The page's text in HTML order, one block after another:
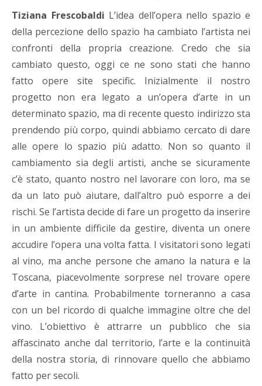
Tiziana Frescobaldi L’idea dell’opera nello spazio e
della percezione dello spazio ha cambiato l’artista nei
confronti della propria creazione. Credo che sia
cambiato questo, oggi ce ne sono stati che hanno
fatto opere site specific. Inizialmente il nostro
progetto non era legato a un’opera d’arte in un
determinato spazio, ma di recente questo indirizzo sta
prendendo più corpo, quindi abbiamo cercato di dare
alle opere lo spazio più adatto. Non so quanto il
cambiamento sia degli artisti, anche se sicuramente
c’è stato, quanto nostro nel lavorare con loro, ma se
da un lato può aiutare, dall’altro può esporre a dei
rischi. Se l’artista decide di fare un progetto da inserire
in un ambiente difficile da gestire, diventa un onere
accudire l’opera una volta fatta. I visitatori sono legati
al vino, ma anche persone che amano la natura e la
Toscana, piacevolmente sorprese nel trovare opere
d’arte in cantina. Probabilmente torneranno a casa
con un bel ricordo di qualche immagine oltre che del
vino. L’obiettivo è attrarre un pubblico che sia
affascinato anche dal territorio, l’arte e la continuità
della nostra storia, di rinnovare quello che abbiamo
fatto per secoli.